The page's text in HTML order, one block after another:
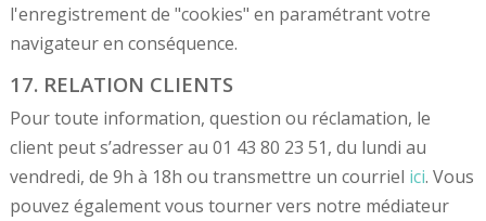
l'enregistrement de "cookies" en paramétrant votre
navigateur en conséquence.
17. RELATION CLIENTS
Pour toute information, question ou réclamation, le
client peut s’adresser au 01 43 80 23 51, du lundi au
vendredi, de 9h à 18h ou transmettre un courriel ici. Vous
pouvez également vous tourner vers notre médiateur